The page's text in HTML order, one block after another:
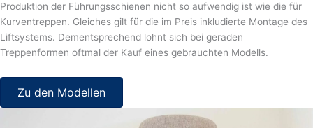
Produktion der Führungsschienen nicht so aufwendig ist wie die für
Kurventreppen. Gleiches gilt für die im Preis inkludierte Montage des
Liftsystems. Dementsprechend lohnt sich bei geraden
Treppenformen oftmal der Kauf eines gebrauchten Modells.
Zu den Modellen